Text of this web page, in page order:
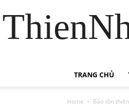
TRANG CHỦ
Home Bảo tồn